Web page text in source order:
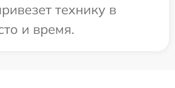
технику в
и время.